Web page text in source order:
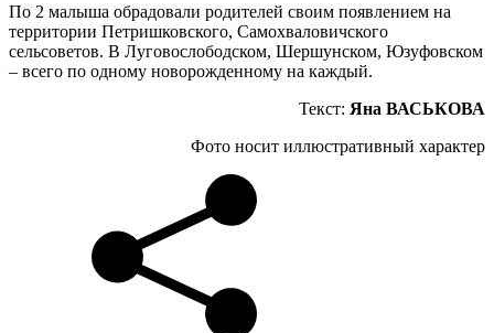
По 2 малыша обрадовали родителей своим появлением на
территории Петришковского, Самохваловичского
сельсоветов. В Луговослободском, Шершунском, Юзуфовском
– всего по одному новорожденному на каждый.
Текст: Яна ВАСЬКОВА
Фото носит иллюстративный характер